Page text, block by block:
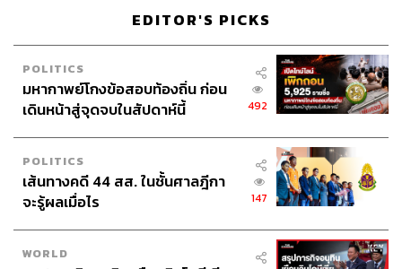
เลยเข้าใจได้ดีว่าชีวิตที่ดีจริงๆ มันเป็นยังไง ก็เอาส่วนนี้ไป
ถ่ายทอดลงเพจด้วยครับ
กลุ่มคนติดตามเป็นใครบ้าง และใช้เวลาเท่าไรกว่าจะถึง 1
ล้านคน
ตอนที่ตั้งเพจมีหลายแนวคิด แต่สุดท้ายบรรจบด้วยคอนเซปต์
คือ Power of Thinking คือ ‘พลังแห่งการคิด’ เพราะสิ่งนี้มีใน
ทุกคน เริ่มได้ในทุกต้นทุน และเสริมสร้างด้วยการขับเคลื่อน
ด้วยการสร้าง
คือสร้างความสำเร็จที่
EDITOR'S PICKS
POLITICS
มหากาพย์โกงข้อสอบท้องถิ่น ก่อน
เดินหน้าสู่จุดจบในสัปดาห์นี้
492
POLITICS
เส้นทางคดี 44 สส. ในชั้นศาลฎีกา
จะรู้ผลเมื่อไร
147
WORLD